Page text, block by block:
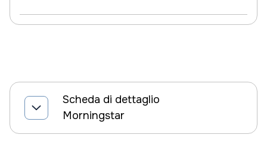
Scheda di dettaglio
Morningstar